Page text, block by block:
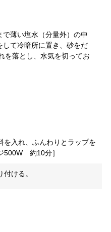
薄い塩水（分量外）の中
して冷暗所に置き、砂をだ
を落とし、水気を切ってお
を入れ、ふんわりとラップを
500W 約10分］
ける。